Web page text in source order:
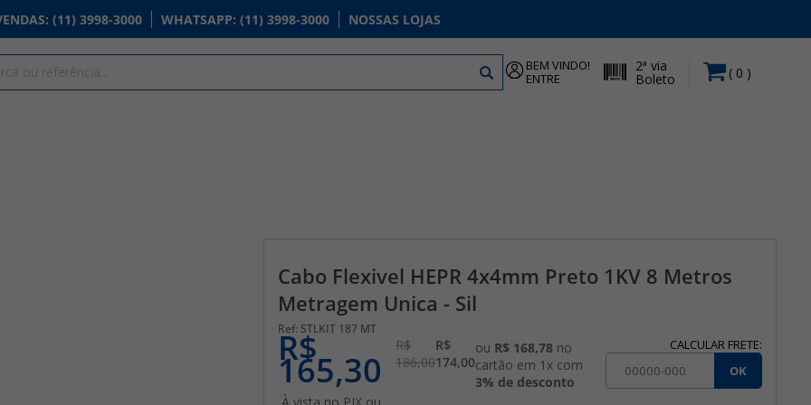
: (11) 3998-3000 WHATSAPP: (11) 3998-3000 NOSSAS LOJAS
BEM VINDO!
ENTRE
2ª via
Boleto 0
Cabo Flexivel HEPR 4x4mm Preto 1KV 8 Metros
Metragem Unica - Sil
STLKIT 187 MT
R$
165,30
R$
186,00
R$
174,00
ou R$ 168,78 no
cartão em 1x com
3% de desconto
CALCULAR FRETE:
OK